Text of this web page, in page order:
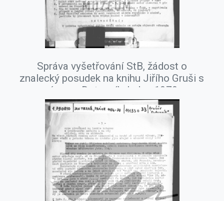
Správa vyšetřování StB, žádost o
znalecký posudek na knihu Jiřího Gruši s
názvem Dotazník, leden 1979.